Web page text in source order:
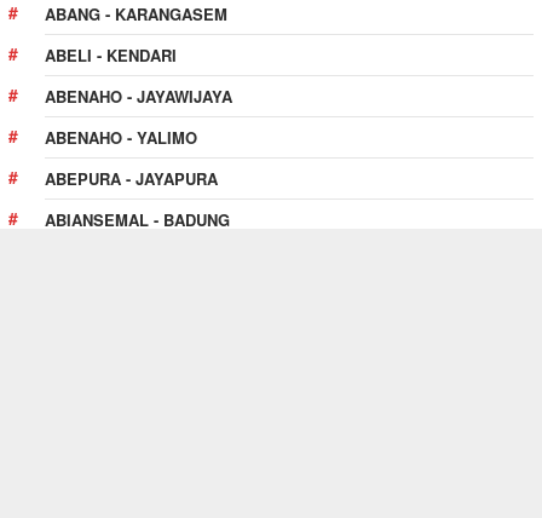
ABANG - KARANGASEM
ABELI - KENDARI
ABENAHO - JAYAWIJAYA
ABENAHO - YALIMO
ABEPURA - JAYAPURA
ABIANSEMAL - BADUNG